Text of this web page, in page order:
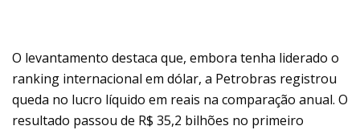
O levantamento destaca que, embora tenha liderado o
ranking internacional em dólar, a Petrobras registrou
queda no lucro líquido em reais na comparação anual. O
resultado passou de R$ 35,2 bilhões no primeiro